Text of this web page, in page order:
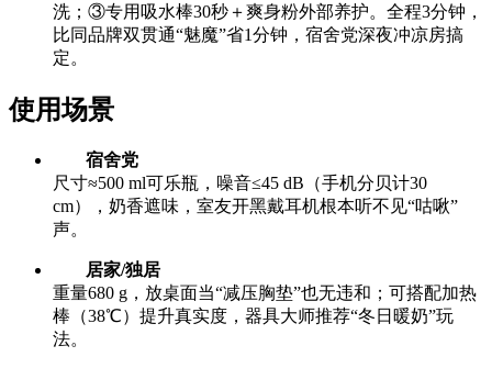
洗；③专用吸水棒30秒＋爽身粉外部养护。全程3分钟，
比同品牌双贯通“魅魔”省1分钟，宿舍党深夜冲凉房搞
定。
使用场景
宿舍党
尺寸≈500 ml可乐瓶，噪音≤45 dB（手机分贝计30
cm），奶香遮味，室友开黑戴耳机根本听不见“咕啾”
声。
居家/独居
重量680 g，放桌面当“减压胸垫”也无违和；可搭配加热
棒（38℃）提升真实度，器具大师推荐“冬日暖奶”玩
法。